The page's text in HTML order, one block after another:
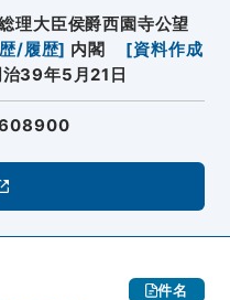
理大臣侯爵西園寺公望
/履歴] 内閣 [資料作成
39年5月21日
件名